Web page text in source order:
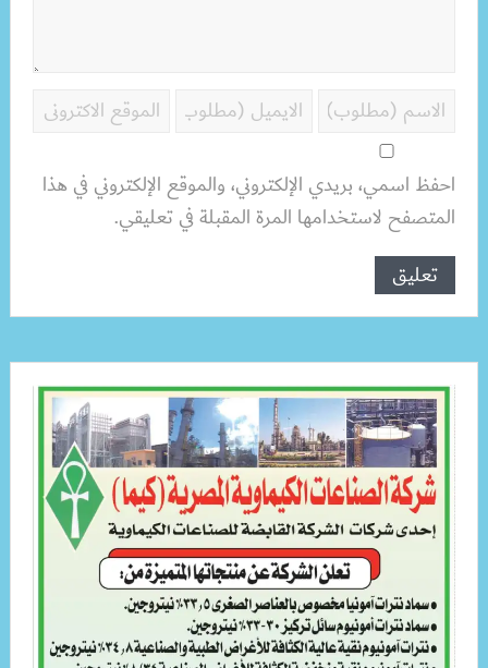
احفظ اسمي، بريدي الإلكتروني، والموقع الإلكتروني في هذا
المتصفح لاستخدامها المرة المقبلة في تعليقي.